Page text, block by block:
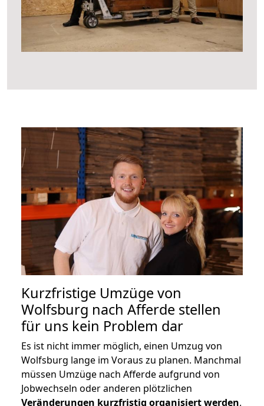
Kurzfristige Umzüge von
Wolfsburg nach Afferde stellen
für uns kein Problem dar
Es ist nicht immer möglich, einen Umzug von
Wolfsburg lange im Voraus zu planen. Manchmal
müssen Umzüge nach Afferde aufgrund von
Jobwechseln oder anderen plötzlichen
Veränderungen kurzfristig organisiert werden.